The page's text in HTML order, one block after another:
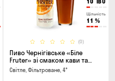
Щільність
11 %
(0)
Пиво Чернігівське «Біле
Fruter» зі смаком кави та
апельсину 0.5л
Світле, Фільтроване, 4°